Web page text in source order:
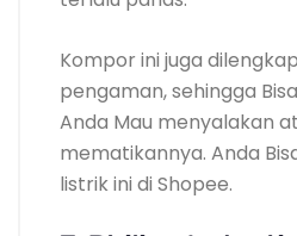
Harga : Rp 899.000
Membangun memasak
sempurna, desain